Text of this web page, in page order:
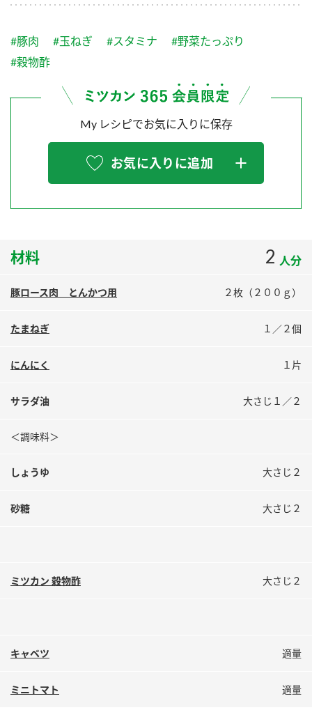
ふりかけ おすしの素
炊き込みご飯の素 米飯用調味液
Fibee
つゆ
納豆のサイト
三ツ判山吹
スペシャルサイト
お酢を知ろう！
すしラボ
納豆の豆知識
ロングセラー商品 ＋ おすすめレシピ
MIM（ミツカンミュージアム）
お客様相談センター
お客様の声をいかしました
販売終了製品のご案内
よくあるご質問
ミツカン公式通販
#豚肉 #玉ねぎ #スタミナ
#野菜たっぷり
#穀物酢
My レシピでお気に入りに保存
お気に入りに追加
材料 2 人分
豚ロース肉 とんかつ用 ２枚（２００ｇ）
たまねぎ １／２個
にんにく １片
サラダ油 大さじ１／２
＜調味料＞
しょうゆ 大さじ２
砂糖 大さじ２
ミツカン 穀物酢 大さじ２
キャベツ 適量
ミニトマト 適量